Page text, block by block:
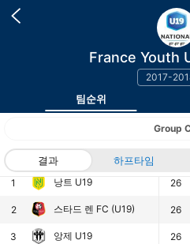
France Youth
2017-
팀순위
Group
결과 하프타임
랭킹 팀
1 낭트 U19
2 스타드 렌 FC (U19)
3 앙제 U19
26
26
26